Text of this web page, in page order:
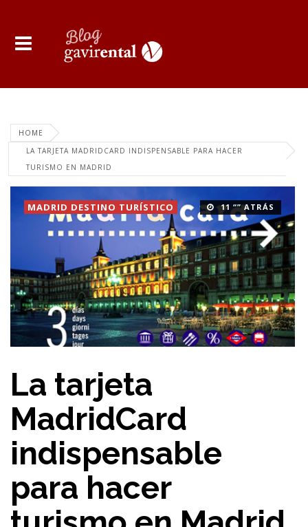
HOME
LA TARJETA MADRIDCARD INDISPENSABLE PARA HACER
TURISMO EN MADRID
11 “” ATRÁS
MADRID DESTINO TURÍSTICO
La tarjeta
MadridCard
indispensable
para hacer